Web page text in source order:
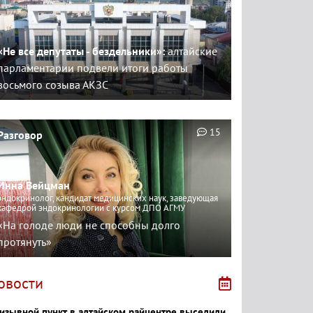
все депутаты - бездельники»:алтайские
подвели итоги работы
созыва АКЗС
Вейцман
кандидат медицинских наук, заведующая
эндокринологии с курсом ДПО АГМУ
голоде люди не способны долго
15